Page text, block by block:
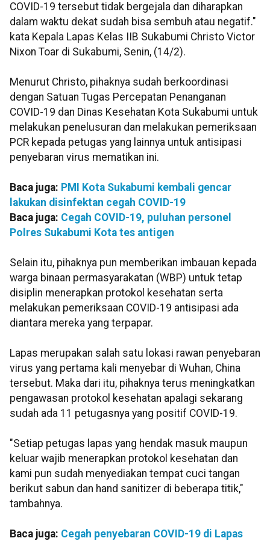
COVID-19 tersebut tidak bergejala dan diharapkan
dalam waktu dekat sudah bisa sembuh atau negatif."
kata Kepala Lapas Kelas IIB Sukabumi Christo Victor
Nixon Toar di Sukabumi, Senin, (14/2).
Menurut Christo, pihaknya sudah berkoordinasi
dengan Satuan Tugas Percepatan Penanganan
COVID-19 dan Dinas Kesehatan Kota Sukabumi untuk
melakukan penelusuran dan melakukan pemeriksaan
PCR kepada petugas yang lainnya untuk antisipasi
penyebaran virus mematikan ini.
Baca juga: PMI Kota Sukabumi kembali gencar
lakukan disinfektan cegah COVID-19
Baca juga: Cegah COVID-19, puluhan personel
Polres Sukabumi Kota tes antigen
Selain itu, pihaknya pun memberikan imbauan kepada
warga binaan permasyarakatan (WBP) untuk tetap
disiplin menerapkan protokol kesehatan serta
melakukan pemeriksaan COVID-19 antisipasi ada
diantara mereka yang terpapar.
Lapas merupakan salah satu lokasi rawan penyebaran
virus yang pertama kali menyebar di Wuhan, China
tersebut. Maka dari itu, pihaknya terus meningkatkan
pengawasan protokol kesehatan apalagi sekarang
sudah ada 11 petugasnya yang positif COVID-19.
"Setiap petugas lapas yang hendak masuk maupun
keluar wajib menerapkan protokol kesehatan dan
kami pun sudah menyediakan tempat cuci tangan
berikut sabun dan hand sanitizer di beberapa titik,"
tambahnya.
Baca juga: Cegah penyebaran COVID-19 di Lapas